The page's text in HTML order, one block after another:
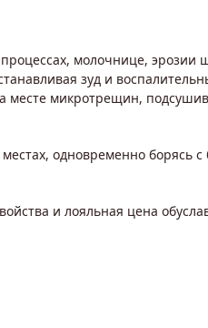
молочнице, эрозии
зуд и
микротрещин,
одновременно борясь
и лояльная цена